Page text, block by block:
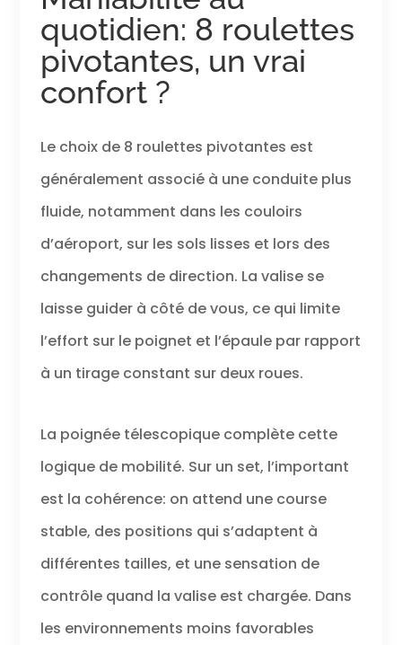
quotidien: 8 roulettes
pivotantes, un vrai
confort ?
Le choix de 8 roulettes pivotantes est
généralement associé à une conduite plus
fluide, notamment dans les couloirs
d’aéroport, sur les sols lisses et lors des
changements de direction. La valise se
laisse guider à côté de vous, ce qui limite
l’effort sur le poignet et l’épaule par rapport
à un tirage constant sur deux roues.
La poignée télescopique complète cette
logique de mobilité. Sur un set, l’important
est la cohérence: on attend une course
stable, des positions qui s’adaptent à
différentes tailles, et une sensation de
contrôle quand la valise est chargée. Dans
les environnements moins favorables